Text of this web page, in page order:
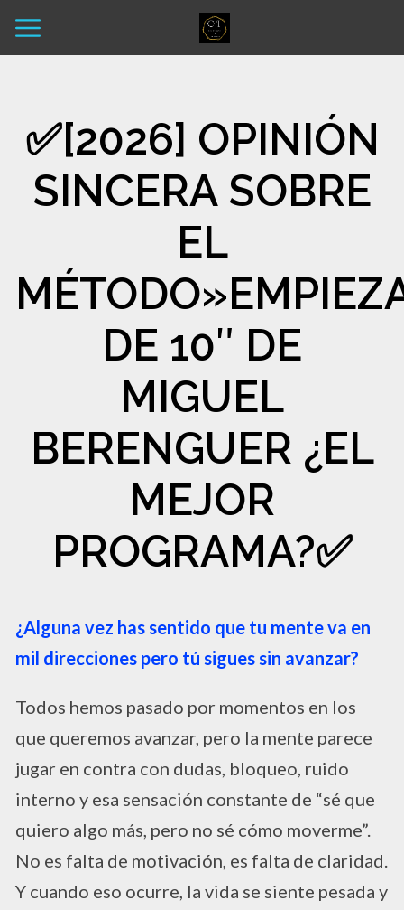
✅​[2026] OPINIÓN
SINCERA SOBRE
EL
DE 10″ DE
MIGUEL
BERENGUER ¿EL
MEJOR
PROGRAMA?✅​
¿Alguna vez has sentido que tu mente va en
mil direcciones pero tú sigues sin avanzar?
Todos hemos pasado por momentos en los
que queremos avanzar, pero la mente parece
jugar en contra con dudas, bloqueo, ruido
interno y esa sensación constante de “sé que
quiero algo más, pero no sé cómo moverme”.
No es falta de motivación, es falta de claridad.
Y cuando eso ocurre, la vida se siente pesada y